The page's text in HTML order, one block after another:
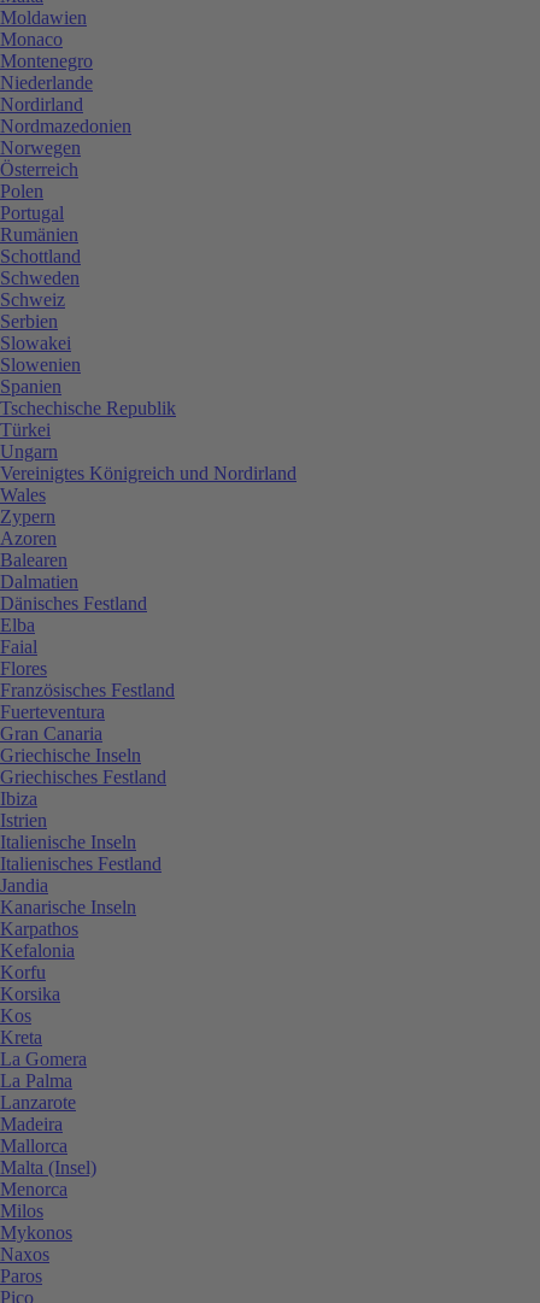
Moldawien
Monaco
Montenegro
Niederlande
Nordirland
Nordmazedonien
Norwegen
Österreich
Polen
Portugal
Rumänien
Schottland
Schweden
Schweiz
Serbien
Slowakei
Slowenien
Spanien
Tschechische Republik
Türkei
Ungarn
Vereinigtes Königreich und Nordirland
Wales
Zypern
Azoren
Balearen
Dalmatien
Dänisches Festland
Elba
Faial
Flores
Französisches Festland
Fuerteventura
Gran Canaria
Griechische Inseln
Griechisches Festland
Ibiza
Istrien
Italienische Inseln
Italienisches Festland
Jandia
Kanarische Inseln
Karpathos
Kefalonia
Korfu
Korsika
Kos
Kreta
La Gomera
La Palma
Lanzarote
Madeira
Mallorca
Malta (Insel)
Menorca
Milos
Mykonos
Naxos
Paros
Pico